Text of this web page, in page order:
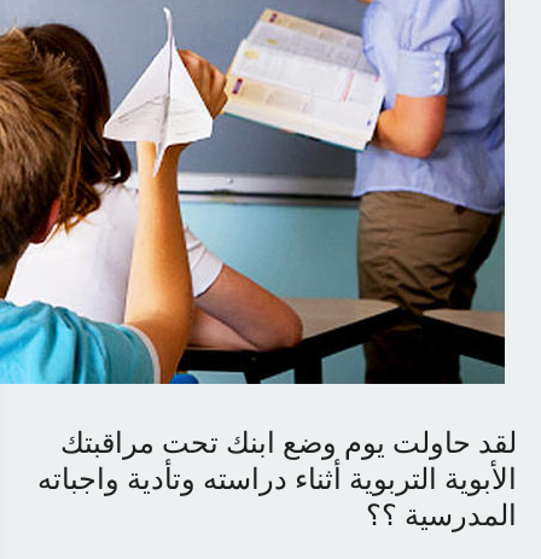
لقد حاولت يوم وضع ابنك تحت مراقبتك
الأبوية التربوية أثناء دراسته وتأدية واجباته
المدرسية ؟؟